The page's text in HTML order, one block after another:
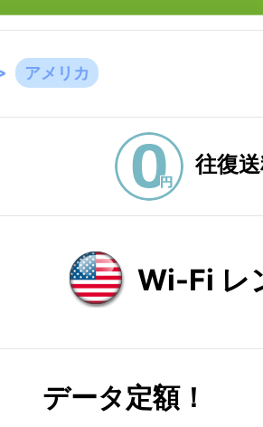
アメリカ
往復
Wi-Fi レ
データ定額！